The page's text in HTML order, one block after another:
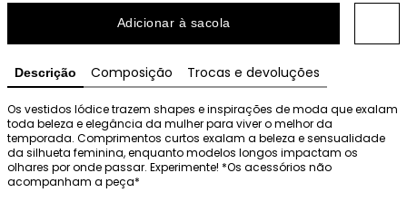
Adicionar à sacola
Descrição Composição Trocas e devoluções
Os vestidos Iódice trazem shapes e inspirações de moda que exalam
toda beleza e elegância da mulher para viver o melhor da
temporada. Comprimentos curtos exalam a beleza e sensualidade
da silhueta feminina, enquanto modelos longos impactam os
olhares por onde passar. Experimente! *Os acessórios não
acompanham a peça*